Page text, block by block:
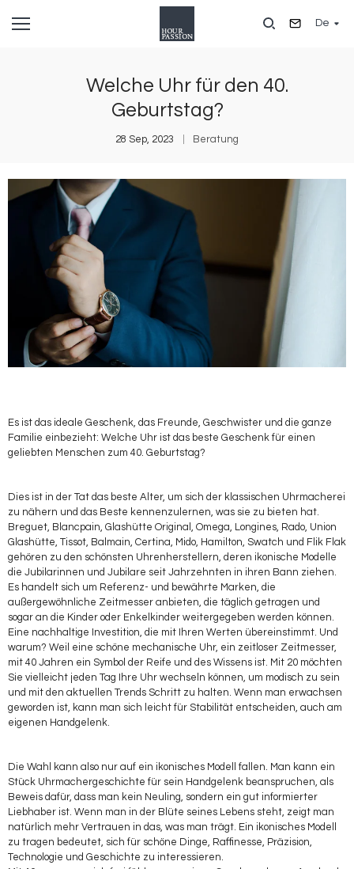
zum
De
Welche Uhr für den 40.
Geburtstag?
28 Sep, 2023 Beratung
Es ist das ideale Geschenk, das Freunde, Geschwister und die ganze
Familie einbezieht: Welche Uhr ist das beste Geschenk für einen
geliebten Menschen zum 40. Geburtstag?
Dies ist in der Tat das beste Alter, um sich der klassischen Uhrmacherei
zu nähern und das Beste kennenzulernen, was sie zu bieten hat.
Breguet, Blancpain, Glashütte Original, Omega, Longines, Rado, Union
Glashütte, Tissot, Balmain, Certina, Mido, Hamilton, Swatch und Flik Flak
gehören zu den schönsten Uhrenherstellern, deren ikonische Modelle
die Jubilarinnen und Jubilare seit Jahrzehnten in ihren Bann ziehen.
Es handelt sich um Referenz- und bewährte Marken, die
außergewöhnliche Zeitmesser anbieten, die täglich getragen und
sogar an die Kinder oder Enkelkinder weitergegeben werden können.
Eine nachhaltige Investition, die mit Ihren Werten übereinstimmt. Und
warum? Weil eine schöne mechanische Uhr, ein zeitloser Zeitmesser,
mit 40 Jahren ein Symbol der Reife und des Wissens ist. Mit 20 möchten
Sie vielleicht jeden Tag Ihre Uhr wechseln können, um modisch zu sein
und mit den aktuellen Trends Schritt zu halten. Wenn man erwachsen
geworden ist, kann man sich leicht für Stabilität entscheiden, auch am
eigenen Handgelenk.
Die Wahl kann also nur auf ein ikonisches Modell fallen. Man kann ein
Stück Uhrmachergeschichte für sein Handgelenk beanspruchen, als
Beweis dafür, dass man kein Neuling, sondern ein gut informierter
Liebhaber ist. Wenn man in der Blüte seines Lebens steht, zeigt man
natürlich mehr Vertrauen in das, was man trägt. Ein ikonisches Modell
zu tragen bedeutet, sich für schöne Dinge, Raffinesse, Präzision,
Technologie und Geschichte zu interessieren.